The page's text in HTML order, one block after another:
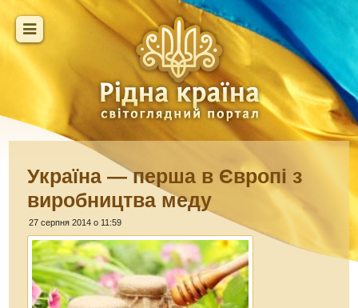
Україна — перша в Європі з
виробництва меду
27 серпня 2014 о 11:59